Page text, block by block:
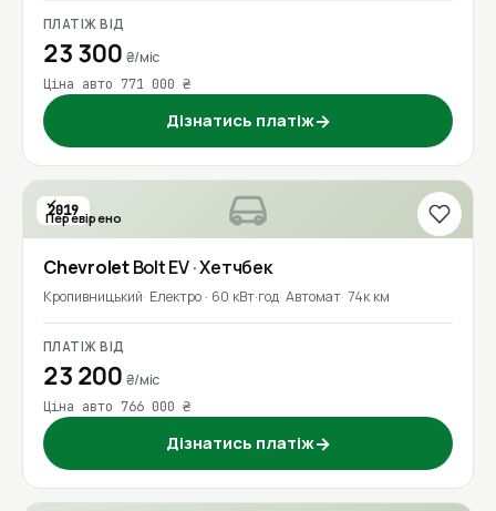
ПЛАТІЖ ВІД
23 300 ₴/міс
Ціна авто 771 000 ₴
Дізнатись платіж→
2019
Перевірено
ChevroletBolt EV· Хетчбек
Кропивницький Електро · 60 кВт·год Автомат 74к км
ПЛАТІЖ ВІД
23 200 ₴/міс
Ціна авто 766 000 ₴
Дізнатись платіж→